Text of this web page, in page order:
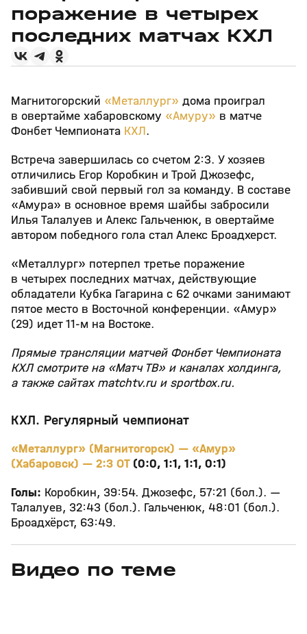
поражение в четырех
последних матчах КХЛ
Магнитогорский «Металлург» дома проиграл
в овертайме хабаровскому «Амуру» в матче
Фонбет Чемпионата КХЛ.
Встреча завершилась со счетом 2:3. У хозяев
отличились Егор Коробкин и Трой Джозефс,
забивший свой первый гол за команду. В составе
«Амура» в основное время шайбы забросили
Илья Талалуев и Алекс Гальченюк, в овертайме
автором победного гола стал Алекс Броадхерст.
«Металлург» потерпел третье поражение
в четырех последних матчах, действующие
обладатели Кубка Гагарина с 62 очками занимают
пятое место в Восточной конференции. «Амур»
(29) идет 11‑м на Востоке.
Прямые трансляции матчей Фонбет Чемпионата
КХЛ смотрите на «Матч ТВ» и каналах холдинга,
а также сайтах matchtv.ru и sportbox.ru.
КХЛ. Регулярный чемпионат
«Металлург» (Магнитогорск) — «Амур»
(Хабаровск) — 2:3 ОТ (0:0, 1:1, 1:1, 0:1)
Голы: Коробкин, 39:54. Джозефс, 57:21 (бол.). —
Талалуев, 32:43 (бол.). Гальченюк, 48:01 (бол.).
Броадхёрст, 63:49.
Видео по теме
01 авг, 10:11